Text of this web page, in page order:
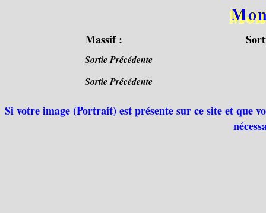
Massif :
Sortie Précédente
Sortie Précédente
Si votre image (Portrait) est présente sur ce site et que